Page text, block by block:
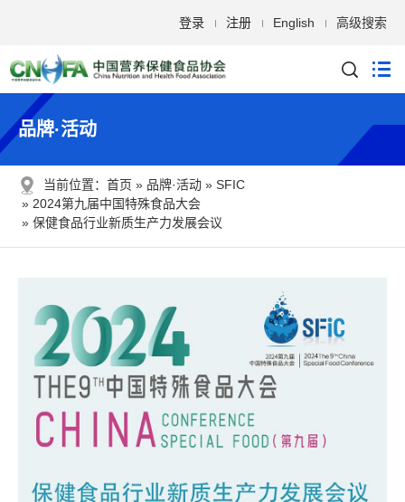
登录 注册 English 高级搜索
品牌·活动
当前位置： 首页 品牌·活动
SFIC
2024第九届中国特殊食品大会
保健食品行业新质生产力发展会议